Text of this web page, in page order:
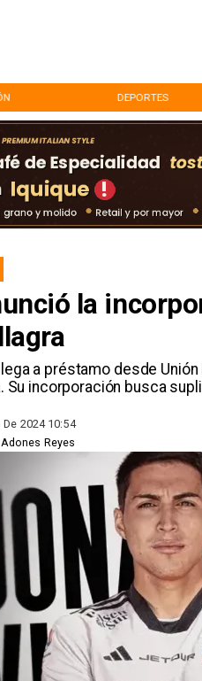
DEPORTES
la
a préstamo desde
incorporación busca
2024 10:54
Reyes